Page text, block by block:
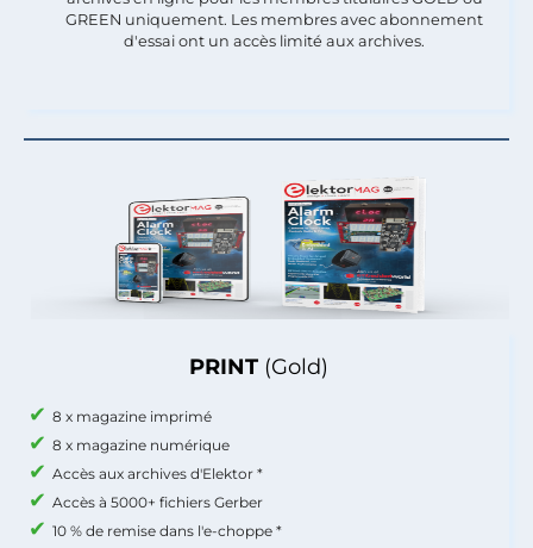
PRINT (Gold)
8 x magazine imprimé
8 x magazine numérique
Accès aux archives d'Elektor *
Accès à 5000+ fichiers Gerber
10 % de remise dans l'e-choppe *
GREEN uniquement. Les membres avec abonnement
d'essai ont un accès limité aux archives.